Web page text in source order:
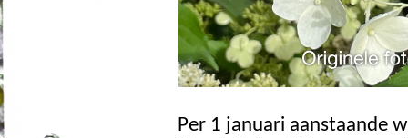
Per 1 januari aanstaande